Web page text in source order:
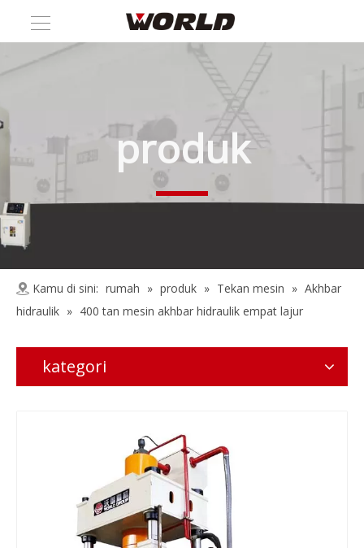
produk
Kamu di sini: rumah » produk » Tekan mesin » Akhbar
hidraulik » 400 tan mesin akhbar hidraulik empat lajur
kategori